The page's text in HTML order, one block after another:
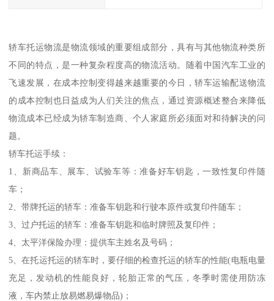
轿车托运物流是物流领域的重要组成部分，具有与其他物流种类所
不同的特点，是一种复杂程度高的物流活动。随着中国汽车工业的
飞速发展，在成本控制变得越来越重要的今日，轿车运输配送物流
的成本控制也日益成为人们关注的焦点，通过资源概述整合来降低
物流成本已经成为轿车制造商、个人家庭所必须面对和待解决的问
题。
轿车托运手续：
1、新商品车、展车、试验车等：准备好车钥匙，一致性复印件随
车；
2、带牌托运的轿车：准备车钥匙和行驶本原件或复印件随车；
3、过户托运的轿车：准备车钥匙和临时牌照及复印件；
4、太平洋保险办理：提供车主姓名及号码；
5、在托运托运的轿车时，要仔细的检查托运的轿车的性能(电瓶电量
充足，发动机的性能良好，轮胎正常的气压，冬季时需使用防冻
液，车内禁止放易燃易爆物品)；